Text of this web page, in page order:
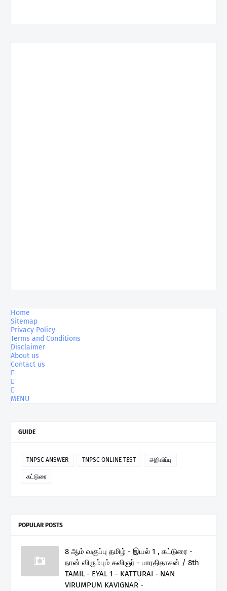
Home
Sitemap
Privacy Policy
Terms and Conditions
Disclaimer
About us
Contact us
MENU
GUIDE
TNPSC ANSWER TNPSC ONLINE TEST அறிவிப்பு
கட்டுரை
POPULAR POSTS
8 ஆம் வகுப்பு தமிழ் - இயல் 1 , கட்டுரை -
நான் விரும்பும் கவிஞர் - பாரதிதாசன் / 8th
TAMIL - EYAL 1 - KATTURAI - NAN
VIRUMPUM KAVIGNAR -